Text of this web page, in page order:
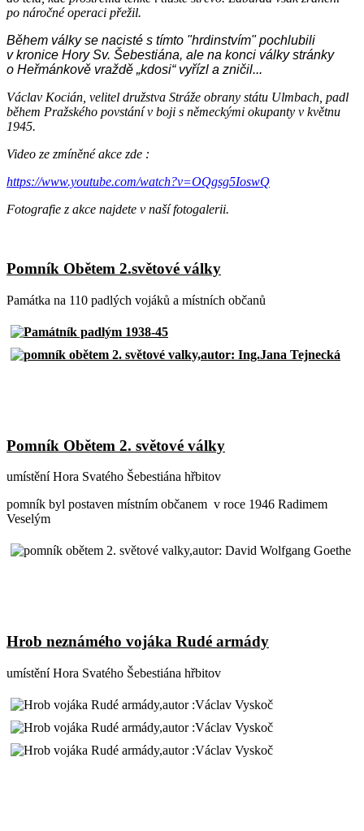
po náročné operaci přežil.
Během války se nacisté s tímto "hrdinstvím" pochlubili
v kronice Hory Sv. Šebestiána, ale na konci války stránky
o Heřmánkově vraždě „kdosi“ vyřízl a zničil...
Václav Kocián, velitel družstva Stráže obrany státu Ulmbach, padl
během Pražského povstání v boji s německými okupanty v květnu
1945.
Video ze zmíněné akce zde :
https://www.youtube.com/watch?v=OQgsg5IoswQ
Fotografie z akce najdete v naší fotogalerii.
Pomník Obětem 2.světové války
Památka na 110 padlých vojáků a místních občanů
Pomník Obětem 2. světové války
umístění Hora Svatého Šebestiána hřbitov
pomník byl postaven místním občanem v roce 1946 Radimem
Veselým
Hrob neznámého vojáka Rudé armády
umístění Hora Svatého Šebestiána hřbitov